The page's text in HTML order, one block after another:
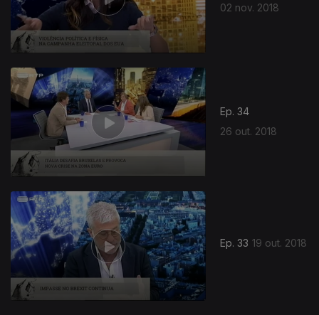
02 nov. 2018
Ep. 34
26 out. 2018
Ep. 33 19 out. 2018